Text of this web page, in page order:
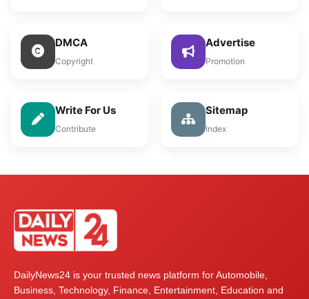
DMCA
Copyright
Advertise
Promotion
Write For Us
Contribute
Sitemap
Index
DailyNews24 is your trusted news platform for Automobile,
Business, Technology, Finance, Entertainment, Education and